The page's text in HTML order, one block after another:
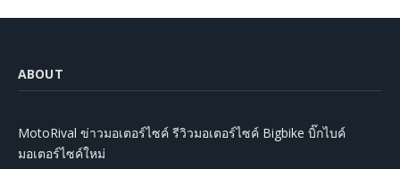
ABOUT
MotoRival ข่าวมอเตอร์ไซค์ รีวิวมอเตอร์ไซค์ Bigbike บิ๊กไบค์
มอเตอร์ไซค์ใหม่